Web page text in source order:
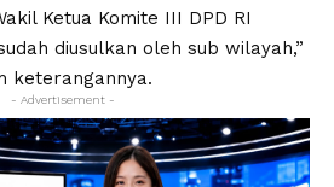
Ketua Komite III DPD RI
diusulkan oleh sub wilayah,”
keterangannya.
- Advertisement -